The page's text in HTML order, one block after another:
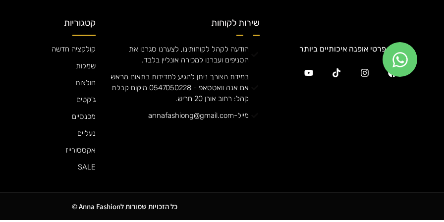
מגוון פרטי אופנה איכותיים ביותר
שירות לקוחות
הודעה לקהל לקוחותינו, לצערנו סגרנו את
הסניפים ועברנו למכירה אונליין בלבד.
במידת הצורך ניתן להגיע למדידות בתאום מראש
אם אנה וואטסאפ - 0547050228 מיקום קבלת
קהל: רחוב אורן 20 חריש.
מייל-annafashiong@gmail.com
קטגוריות
קולקציה חדשה
שמלות
חולצות
ג'קטים
מכנסיים
נעליים
אקססורייז
SALE
כל הזכויות שמורות לAnna Fashion ©